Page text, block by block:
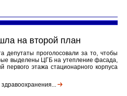
на второй план
депутаты проголосовали за то, чтобы
выделены ЦГБ на утепление фасада,
этажа стационарного корпуса